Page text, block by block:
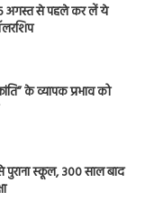
अगस्त से पहले कर लें ये
के व्यापक प्रभाव को
स्कूल, 300 साल बाद